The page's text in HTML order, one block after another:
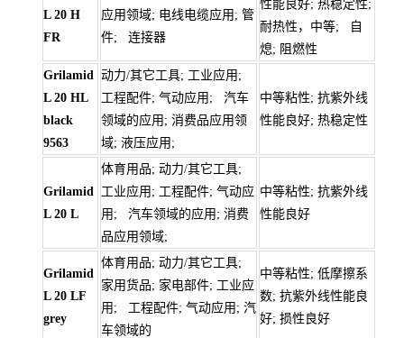
L 20 H
FR
应用领域; 电线电缆应用; 管
件; 连接器
性能良好; 热稳定性;
耐热性，中等; 自
熄; 阻燃性
Grilamid
L 20 HL
black
9563
动力/其它工具; 工业应用;
工程配件; 气动应用; 汽车
领域的应用; 消费品应用领
域; 液压应用;
中等粘性; 抗紫外线
性能良好; 热稳定性
Grilamid
L 20 L
体育用品; 动力/其它工具;
工业应用; 工程配件; 气动应
用; 汽车领域的应用; 消费
品应用领域;
中等粘性; 抗紫外线
性能良好
Grilamid
L 20 LF
grey
体育用品; 动力/其它工具;
家用货品; 家电部件; 工业应
用; 工程配件; 气动应用; 汽
车领域的
中等粘性; 低摩擦系
数; 抗紫外线性能良
好; 损性良好